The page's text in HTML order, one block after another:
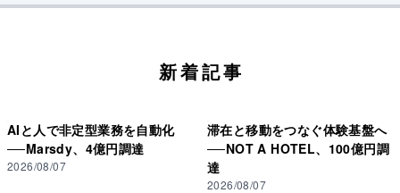
新着記事
AIと人で非定型業務を自動化
──Marsdy、4億円調達
2026/08/07
滞在と移動をつなぐ体験基盤へ
──NOT A HOTEL、100億円調
達
2026/08/07